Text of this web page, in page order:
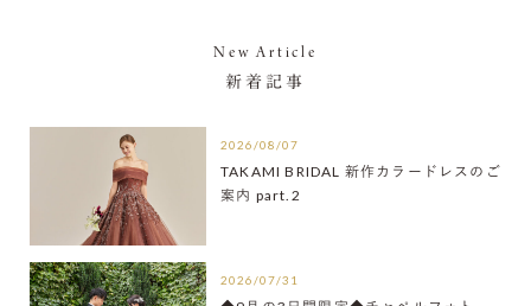
New Article
新着記事
2026/08/07
TAKAMI BRIDAL 新作カラードレスのご
案内 part.2
2026/07/31